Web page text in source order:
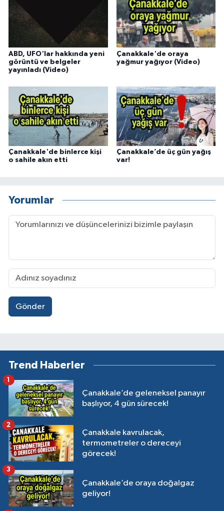
ABD, UFO'lar hakkında yeni
görüntü ve belgeler
yayınladı (Video)
Çanakkale'de oraya
yağmur yağıyor (Video)
Çanakkale'de binlerce kişi
o sahile akın etti
Çanakkale’de üç gün yağış
var!
Yorumlar
Gönder
Trend Haberler
Çanakkale’de geleneksel panayır
başlıyor, 4 gün sürecek!
1
Çanakkale kavrulacak,
termometreler o dereceyi
görecek!
2
Çanakkale’de oraya doğalgaz
geliyor!
3